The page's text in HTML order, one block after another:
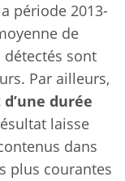
période 2013-
de
détectés sont
Par ailleurs,
durée
laisse
dans
plus courantes